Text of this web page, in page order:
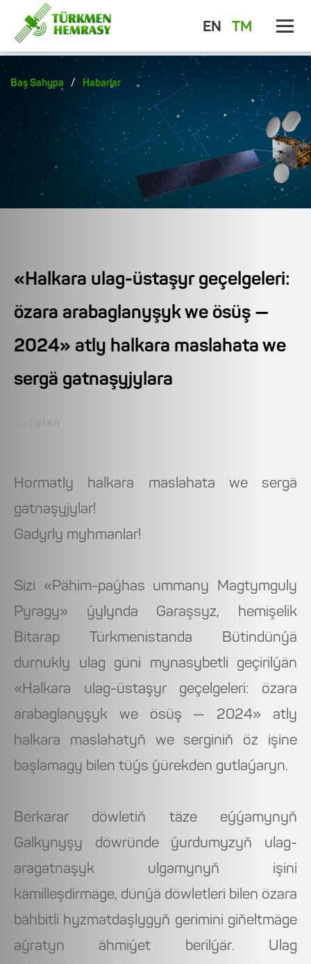
EN TM
Baş Sahypa / Habarlar
«Halkara ulag-üstaşyr geçelgeleri:
özara arabaglanyşyk we ösüş —
2024» atly halkara maslahata we
sergä gatnaşyjylara
Hormatly halkara maslahata we sergä
gatnaşyjylar!
Gadyrly myhmanlar!
Sizi «Pähim-paýhas ummany Magtymguly
Pyragy» ýylynda Garaşsyz, hemişelik
Bitarap Türkmenistanda Bütindünýä
durnukly ulag güni mynasybetli geçirilýän
«Halkara ulag-üstaşyr geçelgeleri: özara
arabaglanyşyk we ösüş — 2024» atly
halkara maslahatyň we serginiň öz işine
başlamagy bilen tüýs ýürekden gutlaýaryn.
Berkarar döwletiň täze eýýamynyň
Galkynyşy döwründe ýurdumyzyň ulag-
aragatnaşyk ulgamynyň işini
kämilleşdirmäge, dünýä döwletleri bilen özara
bähbitli hyzmatdaşlygyň gerimini giňeltmäge
aýratyn ähmiýet berilýär. Ulag